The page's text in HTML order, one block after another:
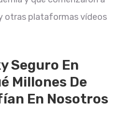
otras plataformas vídeos
Seguro En
Millones De
En Nosotros